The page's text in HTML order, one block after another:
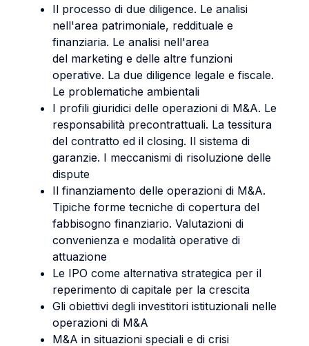
Il processo di due diligence. Le analisi
nell'area patrimoniale, reddituale e
finanziaria. Le analisi nell'area
del marketing e delle altre funzioni
operative. La due diligence legale e fiscale.
Le problematiche ambientali
I profili giuridici delle operazioni di M&A. Le
responsabilità precontrattuali. La tessitura
del contratto ed il closing. Il sistema di
garanzie. I meccanismi di risoluzione delle
dispute
Il finanziamento delle operazioni di M&A.
Tipiche forme tecniche di copertura del
fabbisogno finanziario. Valutazioni di
convenienza e modalità operative di
attuazione
Le IPO come alternativa strategica per il
reperimento di capitale per la crescita
Gli obiettivi degli investitori istituzionali nelle
operazioni di M&A
M&A in situazioni speciali e di crisi